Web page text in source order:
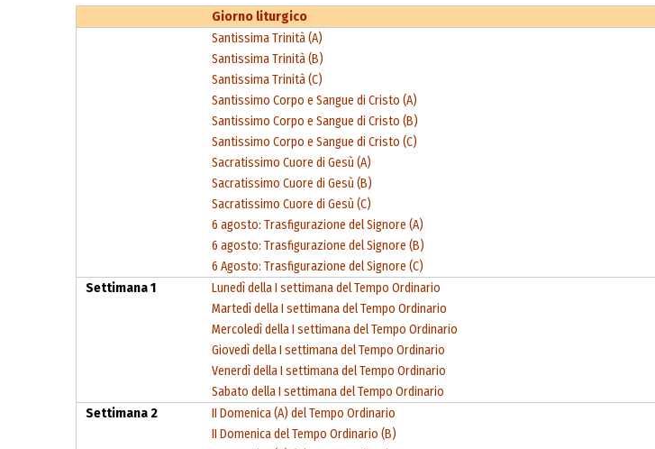
Giorno liturgico
Santissima Trinità (A)
Santissima Trinità (B)
Santissima Trinità (C)
Santissimo Corpo e Sangue di Cristo (A)
Santissimo Corpo e Sangue di Cristo (B)
Santissimo Corpo e Sangue di Cristo (C)
Sacratissimo Cuore di Gesù (A)
Sacratissimo Cuore di Gesù (B)
Sacratissimo Cuore di Gesù (C)
6 agosto: Trasfigurazione del Signore (A)
6 agosto: Trasfigurazione del Signore (B)
6 Agosto: Trasfigurazione del Signore (C)
Settimana 1
Lunedì della I settimana del Tempo Ordinario
Martedì della I settimana del Tempo Ordinario
Mercoledì della I settimana del Tempo Ordinario
Giovedì della I settimana del Tempo Ordinario
Venerdì della I settimana del Tempo Ordinario
Sabato della I settimana del Tempo Ordinario
Settimana 2
II Domenica (A) del Tempo Ordinario
II Domenica del Tempo Ordinario (B)